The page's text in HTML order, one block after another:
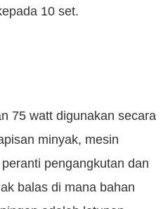
10 set.
75 watt digunakan secara
minyak, mesin
pengangkutan dan
balas di mana bahan